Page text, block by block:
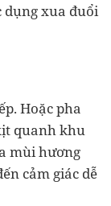
dụng xua đuổi
Hoặc pha
quanh khu
mùi hương
cảm giác dễ